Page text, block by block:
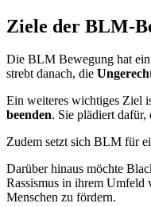
Ziele der BLM-
Die BLM Bewegung hat
strebt danach, die
Ein weiteres wichtiges Ziel
beenden. Sie plädiert dafür,
Zudem setzt sich BLM für
Darüber hinaus möchte
Rassismus in ihrem Umfeld
Menschen zu fördern.